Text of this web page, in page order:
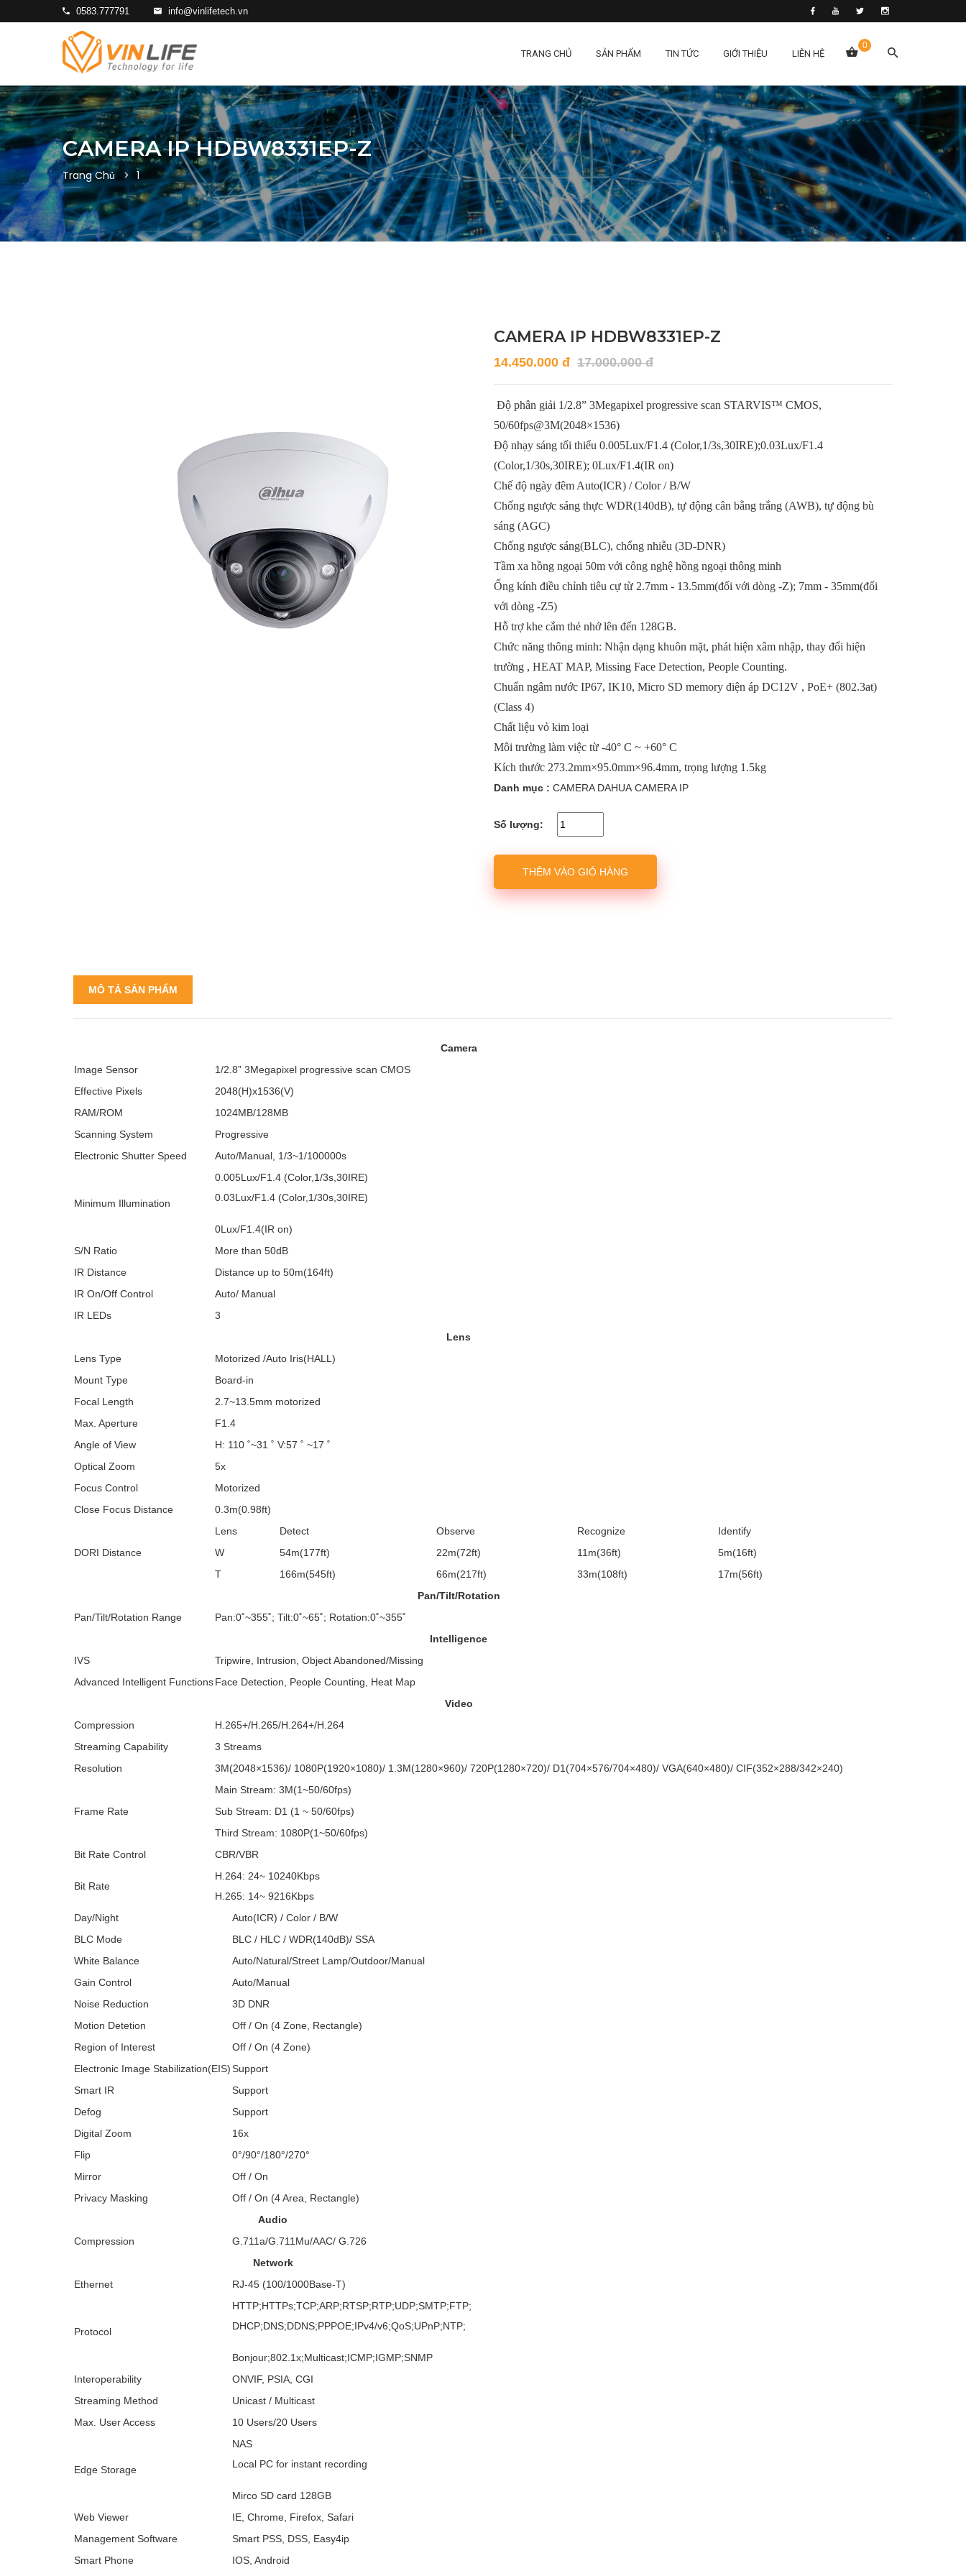
0583.777791 info@vinlifetech.vn
TRANG CHỦ SẢN PHẨM TIN TỨC GIỚI THIỆU LIÊN HỆ
0
CAMERA IP HDBW8331EP-Z
Trang Chủ 1
CAMERA IP HDBW8331EP-Z
14.450.000 đ 17.000.000 đ
Độ phân giải 1/2.8” 3Megapixel progressive scan STARVIS™ CMOS,
50/60fps@3M(2048×1536)
Độ nhạy sáng tối thiểu 0.005Lux/F1.4 (Color,1/3s,30IRE);0.03Lux/F1.4
(Color,1/30s,30IRE); 0Lux/F1.4(IR on)
Chế độ ngày đêm Auto(ICR) / Color / B/W
Chống ngược sáng thực WDR(140dB), tự động cân bằng trắng (AWB), tự động bù
sáng (AGC)
Chống ngược sáng(BLC), chống nhiễu (3D-DNR)
Tầm xa hồng ngoại 50m với công nghệ hồng ngoại thông minh
Ống kính điều chỉnh tiêu cự từ 2.7mm - 13.5mm(đối với dòng -Z); 7mm - 35mm(đối
với dòng -Z5)
Hỗ trợ khe cắm thẻ nhớ lên đến 128GB.
Chức năng thông minh: Nhận dạng khuôn mặt, phát hiện xâm nhập, thay đổi hiện
trường , HEAT MAP, Missing Face Detection, People Counting.
Chuẩn ngâm nước IP67, IK10, Micro SD memory điện áp DC12V , PoE+ (802.3at)
(Class 4)
Chất liệu vỏ kim loại
Môi trường làm việc từ -40° C ~ +60° C
Kích thước 273.2mm×95.0mm×96.4mm, trọng lượng 1.5kg
Danh mục : CAMERA DAHUA CAMERA IP
Số lượng:
THÊM VÀO GIỎ HÀNG
MÔ TẢ SẢN PHẨM
Camera
Image Sensor
1/2.8” 3Megapixel progressive scan CMOS
Effective Pixels
2048(H)x1536(V)
RAM/ROM
1024MB/128MB
Scanning System
Progressive
Electronic Shutter Speed
Auto/Manual, 1/3~1/100000s
Minimum Illumination
0.005Lux/F1.4 (Color,1/3s,30IRE)
0.03Lux/F1.4 (Color,1/30s,30IRE)
0Lux/F1.4(IR on)
S/N Ratio
More than 50dB
IR Distance
Distance up to 50m(164ft)
IR On/Off Control
Auto/ Manual
IR LEDs
3
Lens
Lens Type
Motorized /Auto Iris(HALL)
Mount Type
Board-in
Focal Length
2.7~13.5mm motorized
Max. Aperture
F1.4
Angle of View
H: 110 ˚~31 ˚ V:57 ˚ ~17 ˚
Optical Zoom
5x
Focus Control
Motorized
Close Focus Distance
0.3m(0.98ft)
DORI Distance
Lens Detect Observe Recognize
Identify
W
54m(177ft) 22m(72ft) 11m(36ft)
5m(16ft)
T
166m(545ft) 66m(217ft) 33m(108ft)
17m(56ft)
Pan/Tilt/Rotation
Pan/Tilt/Rotation Range
Pan:0˚~355˚; Tilt:0˚~65˚; Rotation:0˚~355˚
Intelligence
IVS
Tripwire, Intrusion, Object Abandoned/Missing
Advanced Intelligent FunctionsFace Detection, People Counting, Heat Map
Video
Compression
H.265+/H.265/H.264+/H.264
Streaming Capability
3 Streams
Resolution
3M(2048×1536)/ 1080P(1920×1080)/ 1.3M(1280×960)/ 720P(1280×720)/ D1(704×576/704×480)/ VGA(640×480)/ CIF(352×288/342×240)
Frame Rate
Main Stream: 3M(1~50/60fps)
Sub Stream: D1 (1 ~ 50/60fps)
Third Stream: 1080P(1~50/60fps)
Bit Rate Control
CBR/VBR
Bit Rate
H.264: 24~ 10240Kbps
H.265: 14~ 9216Kbps
Day/Night
Auto(ICR) / Color / B/W
BLC Mode
BLC / HLC / WDR(140dB)/ SSA
White Balance
Auto/Natural/Street Lamp/Outdoor/Manual
Gain Control
Auto/Manual
Noise Reduction
3D DNR
Motion Detetion
Off / On (4 Zone, Rectangle)
Region of Interest
Off / On (4 Zone)
Electronic Image Stabilization(EIS)Support
Smart IR
Support
Defog
Support
Digital Zoom
16x
Flip
0°/90°/180°/270°
Mirror
Off / On
Privacy Masking
Off / On (4 Area, Rectangle)
Audio
Compression
G.711a/G.711Mu/AAC/ G.726
Network
Ethernet
RJ-45 (100/1000Base-T)
Protocol
HTTP;HTTPs;TCP;ARP;RTSP;RTP;UDP;SMTP;FTP;
DHCP;DNS;DDNS;PPPOE;IPv4/v6;QoS;UPnP;NTP;
Bonjour;802.1x;Multicast;ICMP;IGMP;SNMP
Interoperability
ONVIF, PSIA, CGI
Streaming Method
Unicast / Multicast
Max. User Access
10 Users/20 Users
Edge Storage
NAS
Local PC for instant recording
Mirco SD card 128GB
Web Viewer
IE, Chrome, Firefox, Safari
Management Software
Smart PSS, DSS, Easy4ip
Smart Phone
IOS, Android